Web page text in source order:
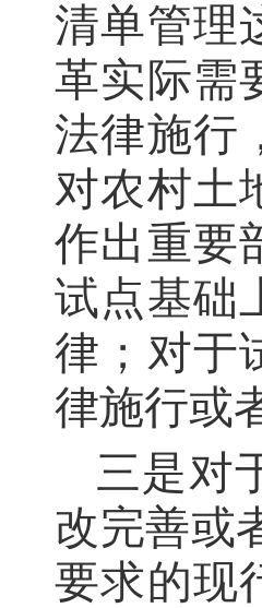
清单管理
革实际需
法律施行
对农村土
作出重要
试点基础
律；对于
律施行或
三是对
改完善或
要求的现